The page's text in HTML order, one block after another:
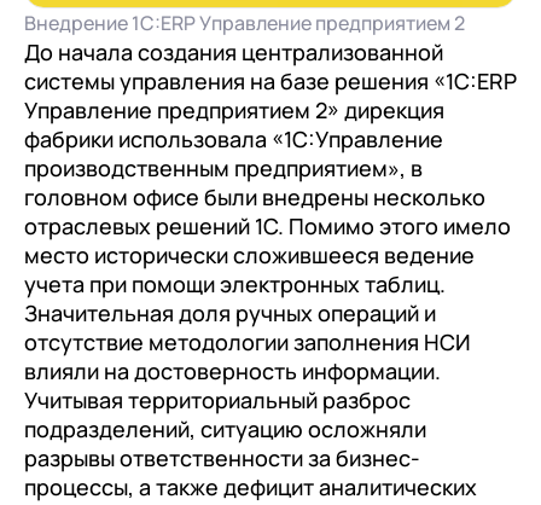
Внедрение 1С:ERP Управление предприятием 2
До начала создания централизованной
системы управления на базе решения «1С:ERP
Управление предприятием 2» дирекция
фабрики использовала «1С:Управление
производственным предприятием», в
головном офисе были внедрены несколько
отраслевых решений 1С. Помимо этого имело
место исторически сложившееся ведение
учета при помощи электронных таблиц.
Значительная доля ручных операций и
отсутствие методологии заполнения НСИ
влияли на достоверность информации.
Учитывая территориальный разброс
подразделений, ситуацию осложняли
разрывы ответственности за бизнес-
процессы, а также дефицит аналитических
Переход с Terrasoft CRM на 1С:CRM или
1С-Битрикс 24
документооборот (КЭДО)
1С:Кабинет сотрудника
Внутренний документооборот (СЭД)
1С:Документооборот 8
Управление финансами (FRP)
1С:Управление холдингом
WA:Финансист
Отраслевые решения
Легкая логистика
Бизнес-аналитика (BI)
1С:Аналитика
Прочие отрасли
Контакты
Грейды
Истории успеха
Отзывы сотрудников